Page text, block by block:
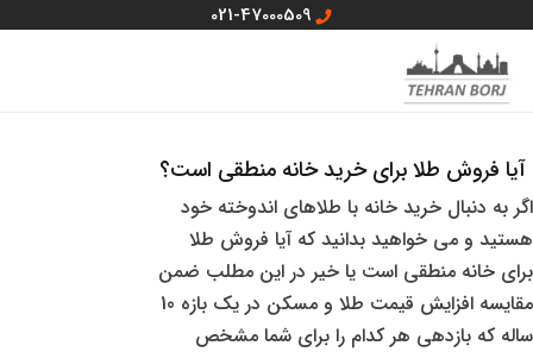
محتوا
021-47000509
آیا فروش طلا برای خرید خانه منطقی است؟
اگر به دنبال خرید خانه با طلاهای اندوخته خود
هستید و می خواهید بدانید که آیا فروش طلا
برای خانه منطقی است یا خیر در این مطلب ضمن
مقایسه افزایش قیمت طلا و مسکن در یک بازه 10
ساله که بازدهی هر کدام را برای شما مشخص